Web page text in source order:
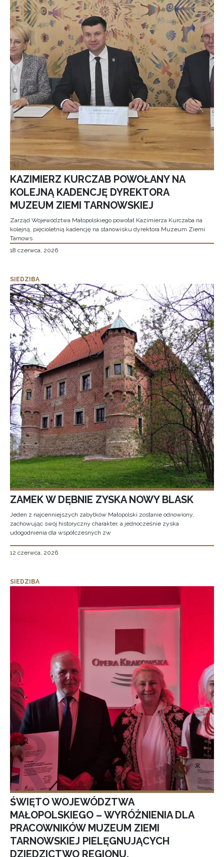
KAZIMIERZ KURCZAB POWOŁANY NA
KOLEJNĄ KADENCJĘ DYREKTORA
MUZEUM ZIEMI TARNOWSKIEJ
Zarząd Województwa Małopolskiego powołał Kazimierza Kurczaba na
kolejną, pięcioletnią kadencję na stanowisku dyrektora Muzeum Ziemi
Tarnows
18 czerwca, 2026
SIEDZIBA
ZAMEK W DĘBNIE ZYSKA NOWY BLASK
Jeden z najcenniejszych zabytków Małopolski zostanie odnowiony,
zachowując swój historyczny charakter, a jednocześnie zyska
udogodnienia dla współczesnych zw
12 czerwca, 2026
SIEDZIBA
ŚWIĘTO WOJEWÓDZTWA
MAŁOPOLSKIEGO – WYRÓŻNIENIA DLA
PRACOWNIKÓW MUZEUM ZIEMI
TARNOWSKIEJ PIELĘGNUJĄCYCH
DZIEDZICTWO REGIONU.